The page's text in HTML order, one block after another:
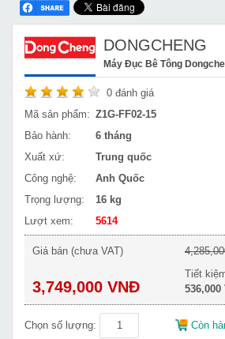
DONGCHENG
Máy Đục Bê Tông
0 đánh giá
Mã sản phẩm: Z1G-FF02-15
Bảo hành:
6 tháng
Xuất xứ:
Trung quốc
Công nghệ:
Anh Quốc
Trọng lượng:
16 kg
Lượt xem:
5614
Giá bán (chưa VAT)
3,749,000 VNĐ
Tiết
Chọn số lượng: Còn